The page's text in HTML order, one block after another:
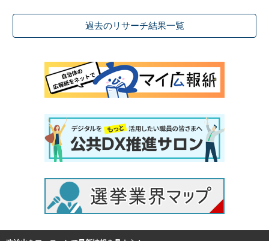
過去のリサーチ結果一覧